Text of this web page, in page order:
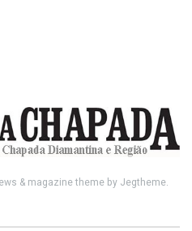
& magazine theme by Jegtheme.